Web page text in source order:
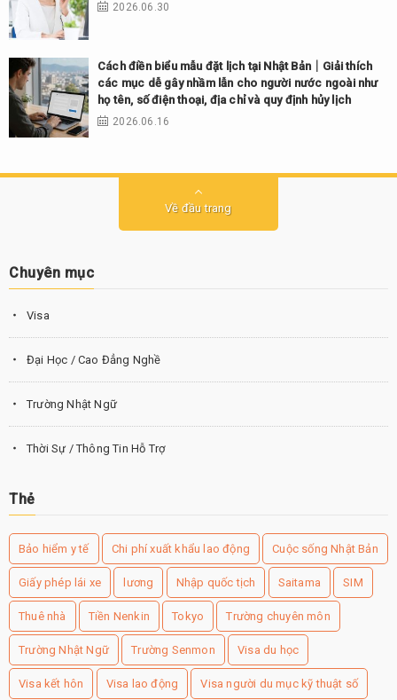
2026.06.30
Cách điền biểu mẫu đặt lịch tại Nhật Bản｜Giải thích
các mục dễ gây nhầm lẫn cho người nước ngoài như
họ tên, số điện thoại, địa chỉ và quy định hủy lịch
2026.06.16
Về đầu trang
Chuyên mục
Visa
Đại Học / Cao Đẳng Nghề
Trường Nhật Ngữ
Thời Sự / Thông Tin Hỗ Trợ
Thẻ
Bảo hiểm y tế Chi phí xuất khẩu lao động Cuộc sống Nhật Bản
Giấy phép lái xe lương Nhập quốc tịch Saitama SIM
Thuê nhà Tiền Nenkin Tokyo Trường chuyên môn
Trường Nhật Ngữ Trường Senmon Visa du học
Visa kết hôn Visa lao động Visa người du mục kỹ thuật số